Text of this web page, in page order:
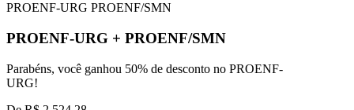
PROENF-URG PROENF/SMN
PROENF-URG + PROENF/SMN
Parabéns, você ganhou 50% de desconto no PROENF-
URG!